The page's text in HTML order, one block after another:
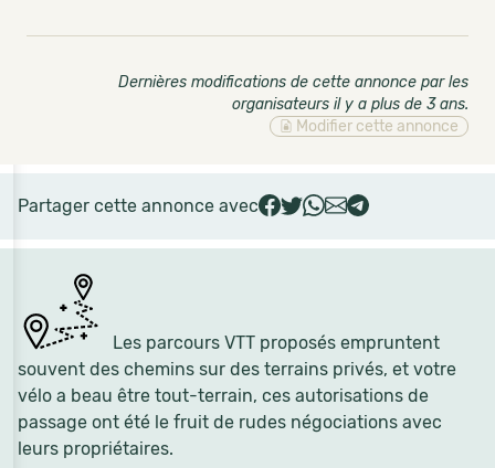
Les parcours VTT proposés empruntent
souvent des chemins sur des terrains privés, et votre
vélo a beau être tout-terrain, ces autorisations de
passage ont été le fruit de rudes négociations avec
leurs propriétaires.
Dernières modifications de cette annonce par les
organisateurs il y a plus de 3 ans.
Modifier cette annonce
Partager cette annonce avec